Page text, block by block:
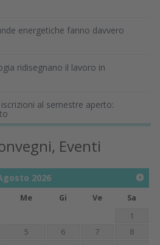
energetiche fanno davvero
ridisegnano il lavoro in
al semestre aperto:
Eventi
2026
Me Gi Ve
Sa
1
5 6 7
8